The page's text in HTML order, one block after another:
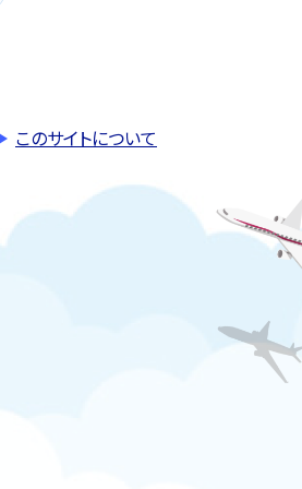
このサイトについて